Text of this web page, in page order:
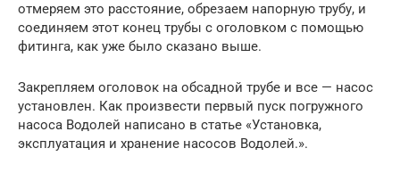
отмеряем это расстояние, обрезаем напорную трубу, и
соединяем этот конец трубы с оголовком с помощью
фитинга, как уже было сказано выше.
Закрепляем оголовок на обсадной трубе и все — насос
установлен. Как произвести первый пуск погружного
насоса Водолей написано в статье «Установка,
эксплуатация и хранение насосов Водолей.».